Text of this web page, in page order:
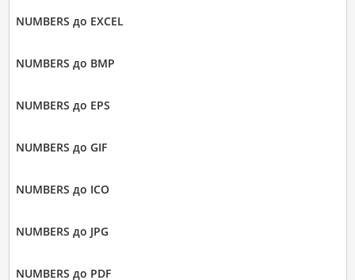
NUMBERS до EXCEL
NUMBERS до BMP
NUMBERS до EPS
NUMBERS до GIF
NUMBERS до ICO
NUMBERS до JPG
NUMBERS до PDF